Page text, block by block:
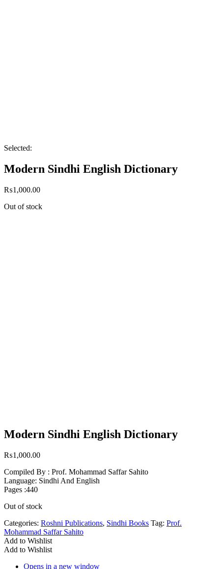
Selected:
Modern Sindhi English Dictionary
₨1,000.00
Out of stock
Modern Sindhi English Dictionary
₨1,000.00
Compiled By : Prof. Mohammad Saffar Sahito
Language: Sindhi And English
Pages :440
Out of stock
Categories: Roshni Publications, Sindhi Books Tag: Prof.
Mohammad Saffar Sahito
Add to Wishlist
Add to Wishlist
Opens in a new window